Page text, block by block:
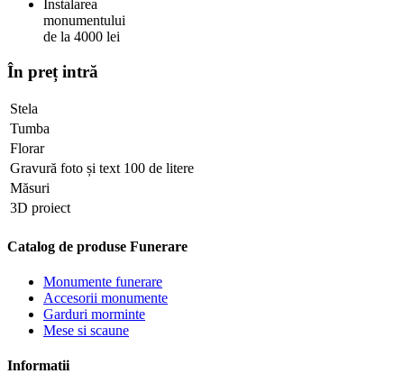
Instalarea
monumentului
de la 4000 lei
În preț intră
Stela
Tumba
Florar
Gravură foto și text 100 de litere
Măsuri
3D proiect
Catalog de produse Funerare
Monumente funerare
Accesorii monumente
Garduri morminte
Mese si scaune
Informatii